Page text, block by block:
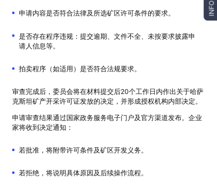
申请内容是否符合法律及所选矿区许可条件的要求。
是否存在程序违规：提交逾期、文件不全、未按要求披露申
请人信息等。
拍卖程序（如适用）是否符合法规要求。
审查完成后，委员会将在材料提交后20个工作日内作出关于哈萨
克斯坦矿产开采许可证发放的决定，并形成授权机构内部决定。
申请审查结果通过国家政务服务电子门户及官方渠道发布。企业
家将收到决定通知：
若批准，将附带许可条件及矿区开发义务。
若拒绝，将说明具体原因及后续操作流程。
INFO